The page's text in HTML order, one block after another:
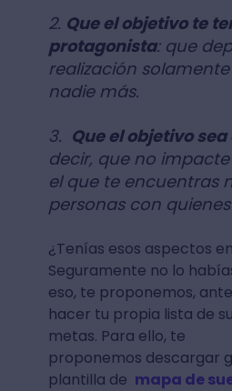
2. Que el objetivo te
protagonista: que
realización
nadie más.
3. Que el objetivo
decir, que no
el que te encuentras
personas con
¿Tenías esos aspectos
Seguramente no lo
eso, te proponemos,
hacer tu propia lista de
metas. Para ello, te
proponemos descargar
plantilla de mapa de